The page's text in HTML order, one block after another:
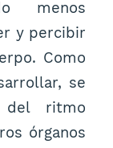
menos
y percibir
Como
se
del ritmo
órganos